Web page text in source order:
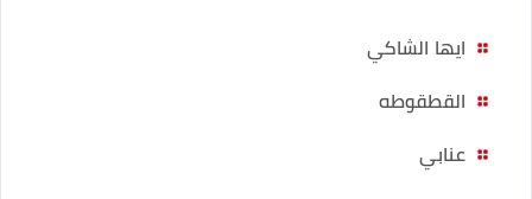
ايها الشاكي
القطقوطه
عنابي